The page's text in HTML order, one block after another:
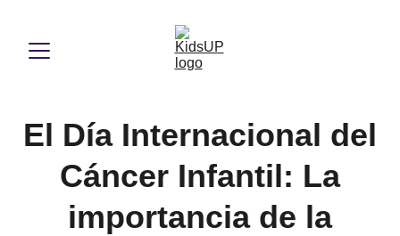
El Día Internacional del
Cáncer Infantil: La
importancia de la